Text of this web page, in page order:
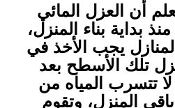
أن العزل المائي
بداية بناء المنزل،
يجب الأخذ في
تلك الأسطح بعد
تتسرب المياه من
المنزل، وتقوم